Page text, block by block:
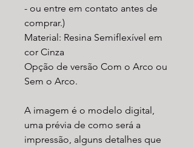
- ou entre em contato antes de
comprar.)
Material: Resina Semiflexível em
cor Cinza
Opção de versão Com o Arco ou
Sem o Arco.
A imagem é o modelo digital,
uma prévia de como será a
impressão, alguns detalhes que